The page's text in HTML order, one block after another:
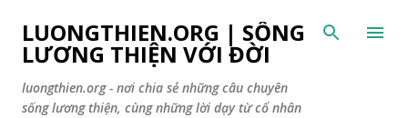
Chuyển đến nội dung chính
LUONGTHIEN.ORG | SỐNG
LƯƠNG THIỆN VỚI ĐỜI
luongthien.org - nơi chia sẻ những câu chuyên
sống lương thiện, cùng những lời dạy từ cổ nhân